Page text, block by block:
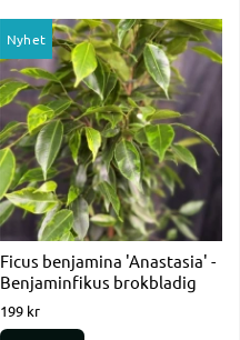
Nyhet
Ficus benjamina 'Anastasia' -
Benjaminfikus brokbladig
199 kr